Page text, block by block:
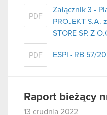
PDF
Załącznik 3 -
PROJEKT S.A.
STORE SP. Z
PDF ESPI - RB 57/
Raport bieżący
13 grudnia 2022